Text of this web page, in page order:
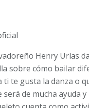
Henry Urías
sobre cómo bailar
ti te gusta la danza o
será de mucha ayuda